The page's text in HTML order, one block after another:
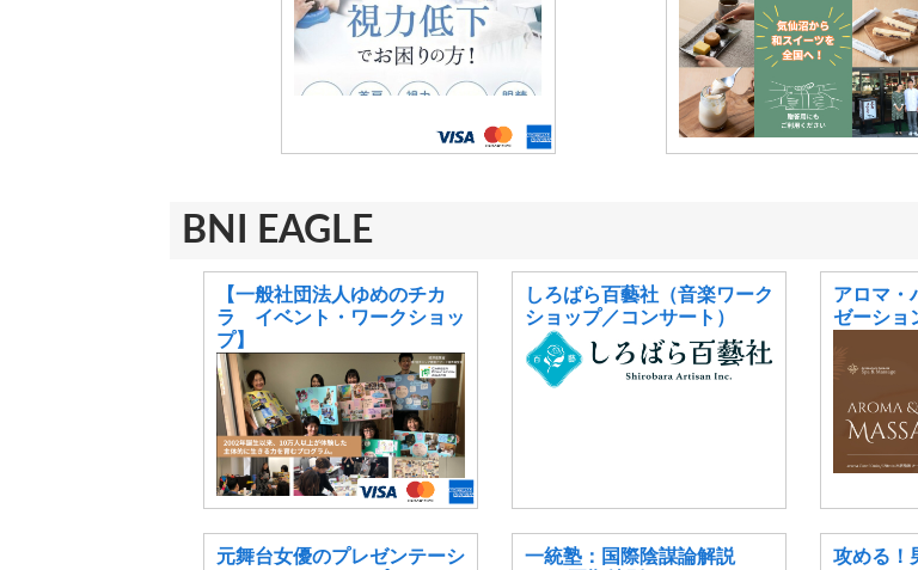
BNI EAGLE
【一般社団法人ゆめのチカ
ラ イベント・ワークショッ
プ】
しろばら百藝社（音楽ワーク
ショップ／コンサート）
アロマ・
ゼーショ
元舞台女優のプレゼンテーシ 一統塾：国際陰謀論解説 攻める！